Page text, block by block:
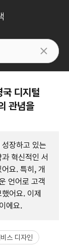
디지털
관념을
장하고 있는
혁신적인 서
요. 특히, 개
언어로 고객
어요. 이제
에요.
스 디자인